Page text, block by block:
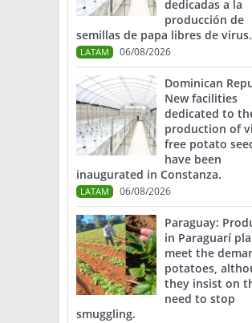
dedicadas a la
producción de
semillas de papa libres de virus.
LATAM 06/08/2026
Dominican
New facilities
dedicated to
production of
free potato
have been
inaugurated in Constanza.
LATAM 06/08/2026
Paraguay:
in Paraguarí
meet the
potatoes,
they insist on
need to stop
smuggling.